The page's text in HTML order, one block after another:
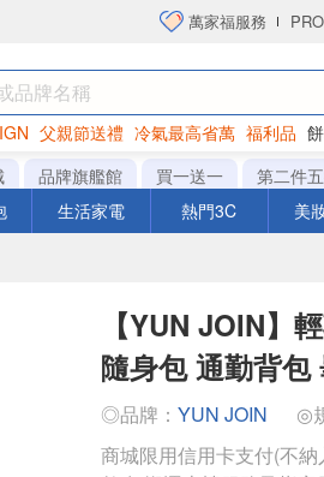
萬家福服務
父親節送禮 冷氣最高省萬 福利品
洋芋片
品牌旗艦館 買一送一 第二件
生活家電 熱門3C 美
【YUN JOIN】
隨身包 通勤背包
◎品牌： YUN JOIN ◎
商城限用信用卡支付(不